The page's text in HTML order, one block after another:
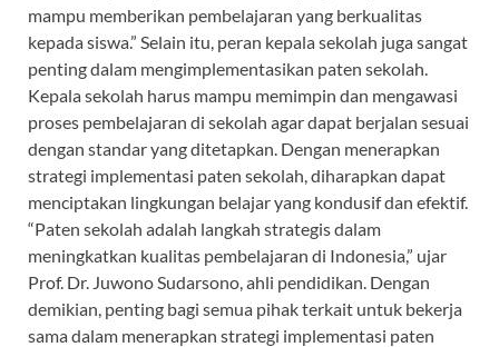
mampu memberikan pembelajaran yang berkualitas
kepada siswa.” Selain itu, peran kepala sekolah juga sangat
penting dalam mengimplementasikan paten sekolah.
Kepala sekolah harus mampu memimpin dan mengawasi
proses pembelajaran di sekolah agar dapat berjalan sesuai
dengan standar yang ditetapkan. Dengan menerapkan
strategi implementasi paten sekolah, diharapkan dapat
menciptakan lingkungan belajar yang kondusif dan efektif.
“Paten sekolah adalah langkah strategis dalam
meningkatkan kualitas pembelajaran di Indonesia,” ujar
Prof. Dr. Juwono Sudarsono, ahli pendidikan. Dengan
demikian, penting bagi semua pihak terkait untuk bekerja
sama dalam menerapkan strategi implementasi paten